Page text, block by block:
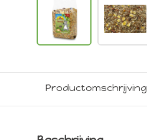
Productomschrijving